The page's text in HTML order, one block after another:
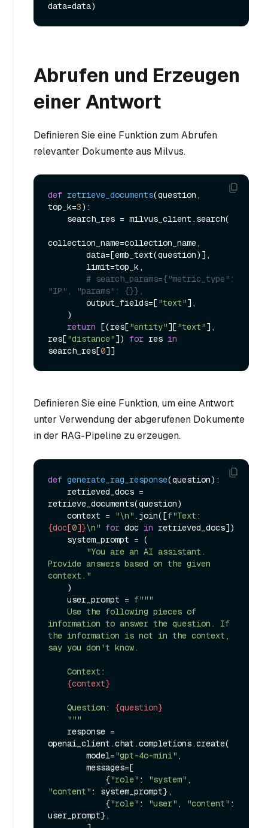
Abrufen und Erzeugen
einer Antwort
Definieren Sie eine Funktion zum Abrufen
relevanter Dokumente aus Milvus.
def retrieve_documents(question,
top_k=3):
collection_name=collection_name,
# search_params={"metric_type":
"IP", "params": {}},
        output_fields=[
"text"],
return [(res["entity"]["text"],
res["distance"]) for res in
search_res[0
Definieren Sie eine Funktion, um eine Antwort
unter Verwendung der abgerufenen Dokumente
in der RAG-Pipeline zu erzeugen.
def generate_rag_response(question):
retrieve_documents(question)
    context =
"\n" .join([
{doc[0]}\n" for doc in retrieved_docs])
"You are an AI assistant.
Provide answers based on the given
context."
    user_prompt =
f"""
information to answer the question. If
the information is not in the context,
say you don't know.
{context}
    Question:
{question}
    """
openai_client.chat.completions.create(
        model=
"gpt-4o-mini" ,
            {
"role" : "system"
"content" : system_prompt},
            {
"role" : "user" , "content" :
user_prompt},